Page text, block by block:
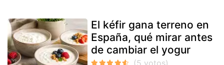
El kéfir gana terreno en
España, qué mirar antes
de cambiar el yogur